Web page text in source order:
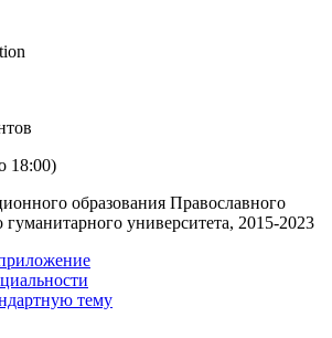
18:00)
образования Православного
университета, 2015-2023
тему